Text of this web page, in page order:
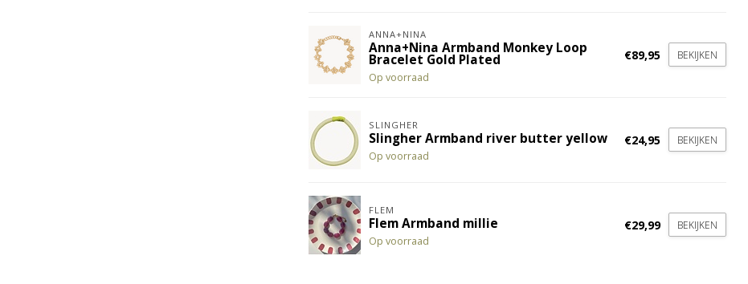
ANNA+NINA
Anna+Nina Armband Monkey Loop
Bracelet Gold Plated
Op voorraad
€89,95 BEKIJKEN
SLINGHER
Slingher Armband river butter yellow
Op voorraad
€24,95 BEKIJKEN
FLEM
Flem Armband millie
Op voorraad
€29,99 BEKIJKEN